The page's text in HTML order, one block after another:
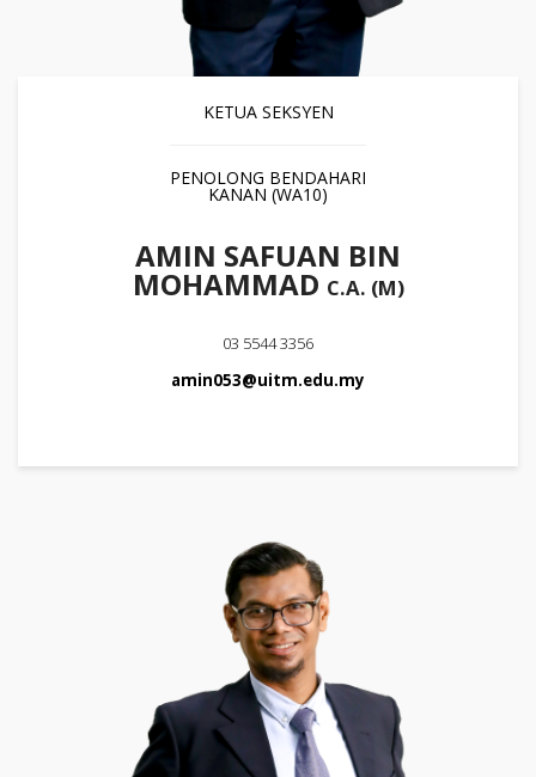
KETUA SEKSYEN
PENOLONG BENDAHARI
KANAN (WA10)
AMIN SAFUAN BIN
MOHAMMAD C.A. (M)
03 5544 3356
amin053@uitm.edu.my